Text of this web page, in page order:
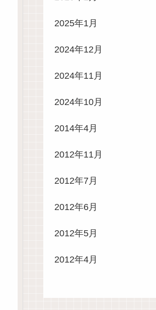
2025年1月
2024年12月
2024年11月
2024年10月
2014年4月
2012年11月
2012年7月
2012年6月
2012年5月
2012年4月